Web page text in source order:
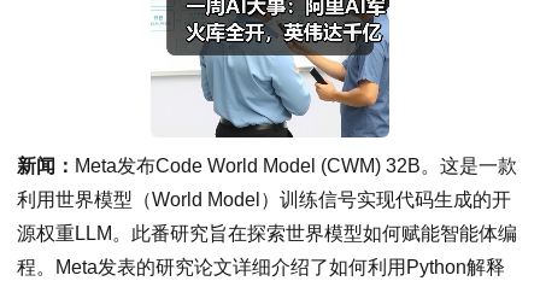
新闻： Meta发布Code World Model (CWM) 32B。这是一款
利用世界模型（World Model）训练信号实现代码生成的开
源权重LLM。此番研究旨在探索世界模型如何赋能智能体编
程。Meta发表的研究论文详细介绍了如何利用Python解释